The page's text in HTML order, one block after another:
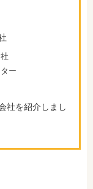
ー
社を紹介しまし